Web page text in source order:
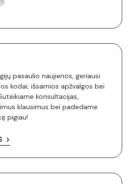
pasaulio naujienos, geriausi
kodai, išsamios apžvalgos bei
konsultacijas,
klausimus bei padedame
pigiau!